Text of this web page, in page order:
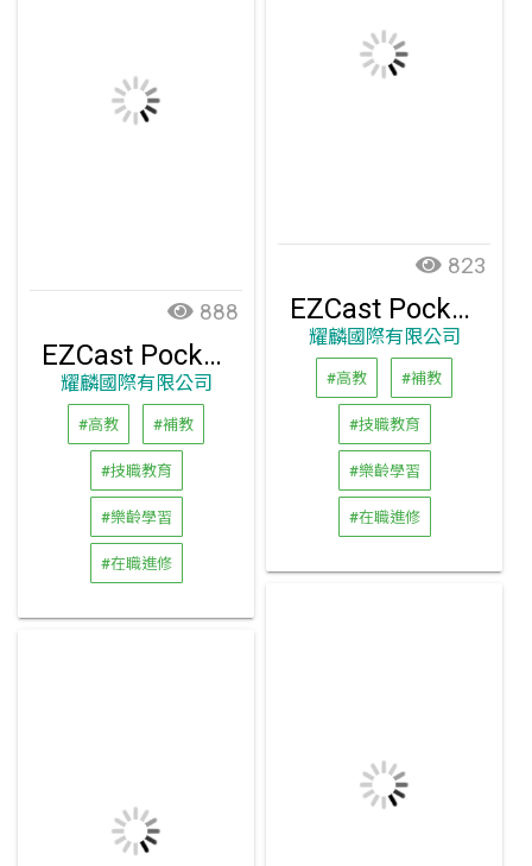
823
EZCast Pocket 無線投影傳輸器套組(2T1R)
耀麟國際有限公司
#高教 #補教
#技職教育
#樂齡學習
#在職進修
888
EZCast Pocket 4K 無線投影傳輸器套組 (HDMI)
耀麟國際有限公司
#高教 #補教
#技職教育
#樂齡學習
#在職進修